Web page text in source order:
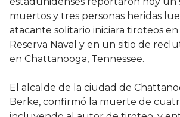
muertos y tres personas heridas
atacante solitario iniciara tiroteos
Reserva Naval y en un sitio de
en Chattanooga, Tennessee.
El alcalde de la ciudad de
Berke, confirmó la muerte de